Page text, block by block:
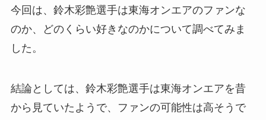
今回は、鈴木彩艶選手は東海オンエアのファンな
のか、どのくらい好きなのかについて調べてみま
した。
結論としては、鈴木彩艶選手は東海オンエアを昔
から見ていたようで、ファンの可能性は高そうで